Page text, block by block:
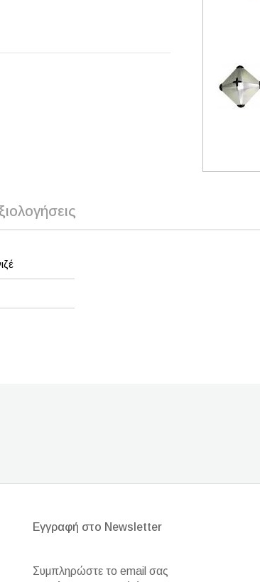
Εγγραφή στο Newsletter
Συμπληρώστε το email σας